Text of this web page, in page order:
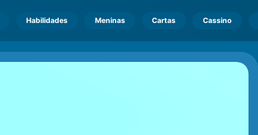
Habilidades Meninas Cartas Cassino